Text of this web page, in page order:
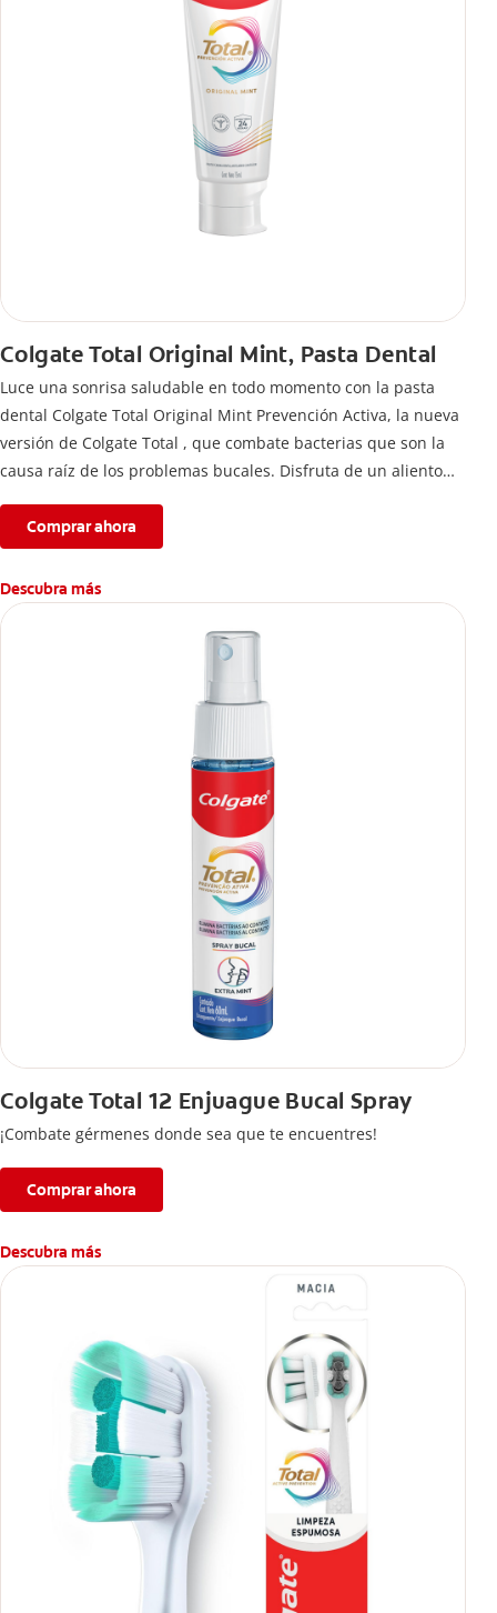
Colgate Total Original Mint, Pasta Dental
Luce una sonrisa saludable en todo momento con la pasta
dental Colgate Total Original Mint Prevención Activa, la nueva
versión de Colgate Total , que combate bacterias que son la
causa raíz de los problemas bucales. Disfruta de un aliento
fórmula con desempeño superior**** de la pasta de dientes
Colgate Total que te ofrece 24 horas** de protección
antibacterial.
****Vs crema dental regular con flúor sin ingrediente
**Con el cepillado 2 veces por día y uso continuo por 4
Comprar ahora
Descubra más
Colgate Total 12 Enjuague Bucal Spray
¡Combate gérmenes donde sea que te encuentres!
Comprar ahora
Descubra más